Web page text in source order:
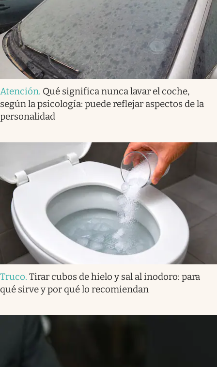
Atención. Qué significa nunca lavar el coche,
según la psicología: puede reflejar aspectos de la
personalidad
Truco. Tirar cubos de hielo y sal al inodoro: para
qué sirve y por qué lo recomiendan